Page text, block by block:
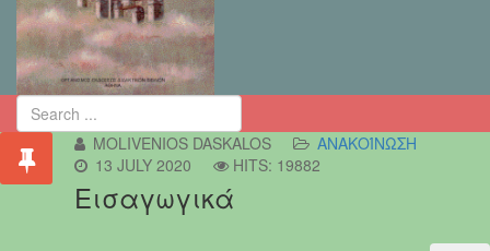
MOLIVENIOS DASKALOS
ΑΝΑΚΟΊΝΩΣΗ
13 JULY 2020
HITS: 19882
Εισαγωγικά